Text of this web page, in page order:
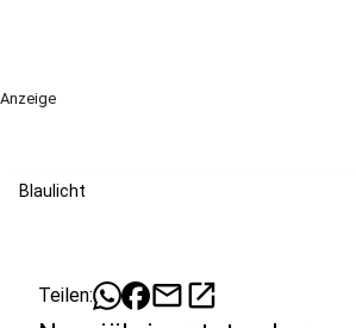
Anzeige
Blaulicht
Teilen: mailopen_in_new